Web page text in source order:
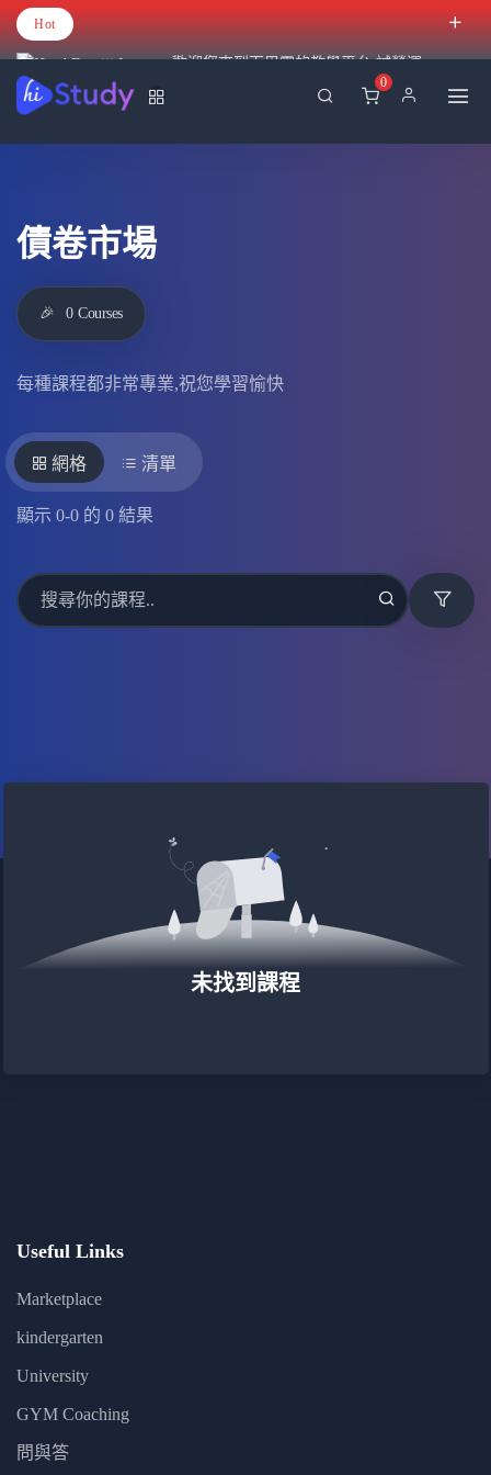
Hot
歡迎您來到百里霧的教學平台 試營運
0
債卷市場
🎉 0 Courses
每種課程都非常專業,祝您學習愉快
網格 清單
顯示 0-0 的 0 結果
未找到課程
Useful Links
Marketplace
kindergarten
University
GYM Coaching
問與答